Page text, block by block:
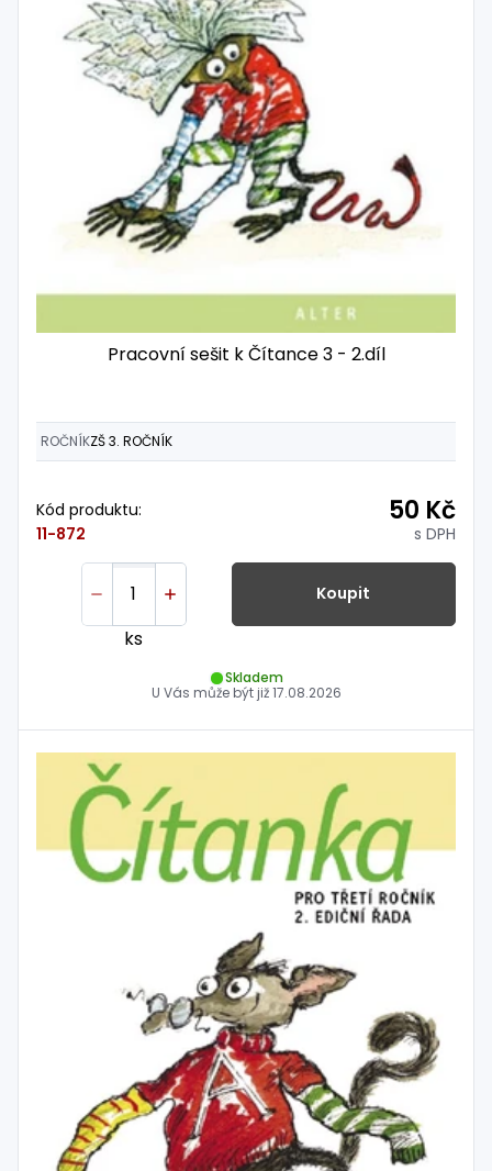
Pracovní sešit k Čítance 3 - 2.díl
ROČNÍKZŠ 3. ROČNÍK
Kód produktu:
11-872
50 Kč
s DPH
ks
Koupit
Skladem
U Vás může být již17.08.2026